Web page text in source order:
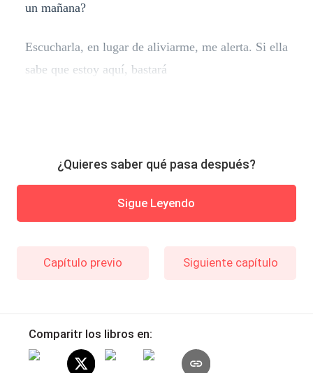
un mañana?
Escucharla, en lugar de aliviarme, me alerta. Si ella
sabe que estoy aquí, bastará
¿Quieres saber qué pasa después?
Sigue Leyendo
Capítulo previo Siguiente capítulo
Comparitr los libros en: